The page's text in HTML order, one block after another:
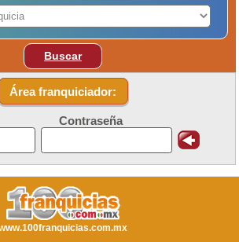
Buscar
Área franquiciador:
Contraseña